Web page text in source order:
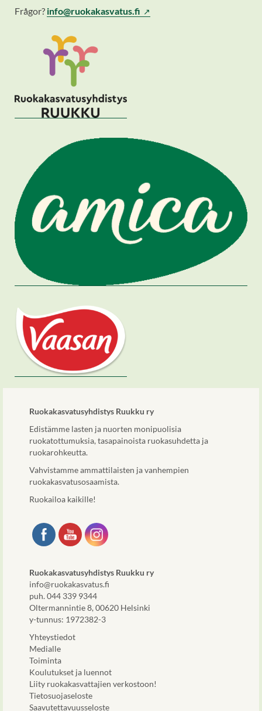
avautuu
sivustolla.
avautuu
uuteen
välilehteen.)
Frågor? info@ruokakasvatus.fi
Ruokakasvatusyhdistys Ruukku ry
Edistämme lasten ja nuorten monipuolisia
ruokatottumuksia, tasapainoista ruokasuhdetta ja
ruokarohkeutta.
Vahvistamme ammattilaisten ja vanhempien
ruokakasvatusosaamista.
Ruokailoa kaikille!
Ruokakasvatusyhdistys Ruukku ry
info@ruokakasvatus.fi
puh. 044 339 9344
Oltermannintie 8, 00620 Helsinki
y-tunnus: 1972382-3
Yhteystiedot
Medialle
Toiminta
Koulutukset ja luennot
Liity ruokakasvattajien verkostoon!
Tietosuojaseloste
Saavutettavuusseloste